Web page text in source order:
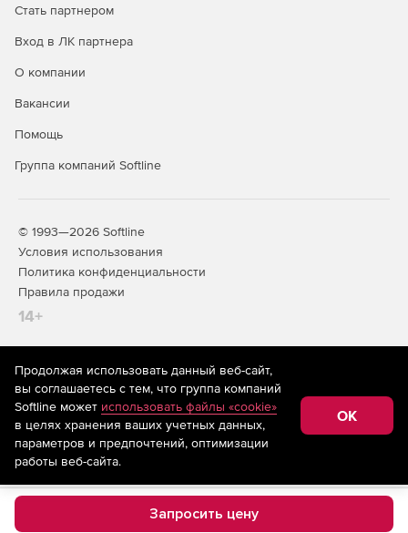
Запросить цену
Стать партнером
Вход в ЛК партнера
О компании
Вакансии
Помощь
Группа компаний Softline
© 1993—2026 Softline
Условия использования
Политика конфиденциальности
Правила продажи
14+
На информационном ресурсе store.softline.ru применяются
рекомендательные технологии(информационные технологии
предоставления информации на основе сбора,
систематизации и анализа сведений, относящихся к
предпочтениям пользователей сети «Интернет»,
находящихся на территории Российской Федерации)
Продолжая использовать данный веб-сайт,
вы соглашаетесь с тем, что группа компаний
Softline может использовать файлы «cookie»
в целях хранения ваших учетных данных,
параметров и предпочтений, оптимизации
работы веб-сайта.
OK